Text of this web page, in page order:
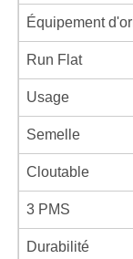
Équipement
Run Flat
Usage
Semelle
Cloutable
3 PMS
Durabilité